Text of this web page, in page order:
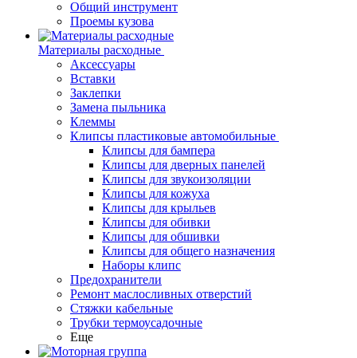
Общий инструмент
Проемы кузова
Материалы расходные
Аксессуары
Вставки
Заклепки
Замена пыльника
Клеммы
Клипсы пластиковые автомобильные
Клипсы для бампера
Клипсы для дверных панелей
Клипсы для звукоизоляции
Клипсы для кожуха
Клипсы для крыльев
Клипсы для обивки
Клипсы для обшивки
Клипсы для общего назначения
Наборы клипс
Предохранители
Ремонт маслосливных отверстий
Стяжки кабельные
Трубки термоусадочные
Еще